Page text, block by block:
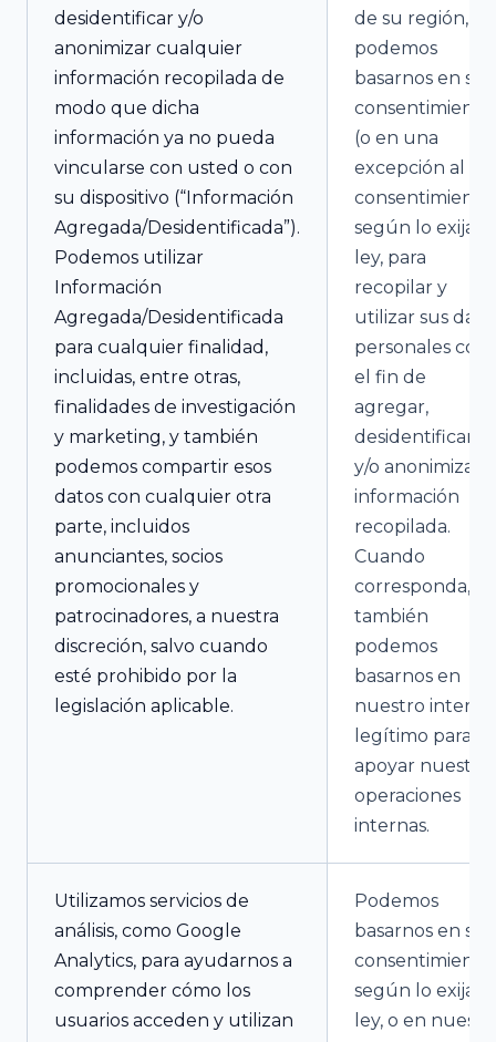
desidentificar y/o
anonimizar cualquier
información recopilada de
modo que dicha
información ya no pueda
vincularse con usted o con
su dispositivo (“Información
Agregada/Desidentificada”).
Podemos utilizar
Información
Agregada/Desidentificada
para cualquier finalidad,
incluidas, entre otras,
finalidades de investigación
y marketing, y también
podemos compartir esos
datos con cualquier otra
parte, incluidos
anunciantes, socios
promocionales y
patrocinadores, a nuestra
discreción, salvo cuando
esté prohibido por la
legislación aplicable.
de su región,
podemos
basarnos en su
consentimiento
(o en una
excepción al
según lo exija la
ley, para
recopilar y
utilizar sus
personales con
el fin de
agregar,
desidentificar
y/o anonimizar
información
recopilada.
Cuando
corresponda,
también
podemos
basarnos en
nuestro interés
legítimo para
apoyar nuestras
operaciones
internas.
Utilizamos servicios de
análisis, como Google
Analytics, para ayudarnos a
comprender cómo los
usuarios acceden y utilizan
Podemos
basarnos en su
consentimiento,
según lo exija la
ley, o en